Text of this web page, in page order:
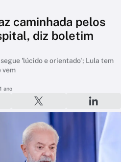
caminhada pelos
diz boletim
'lúcido e orientado'; Lula tem
vem
ano